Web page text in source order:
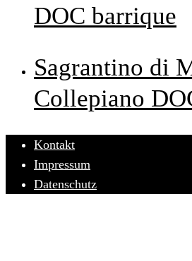
DOC barrique
Sagrantino di
Collepiano
Kontakt
Impressum
Datenschutz